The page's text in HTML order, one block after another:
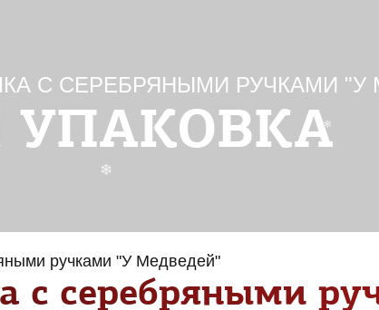
С СЕРЕБРЯНЫМИ РУЧКАМИ "У
ручками "У Медведей"
с серебряными